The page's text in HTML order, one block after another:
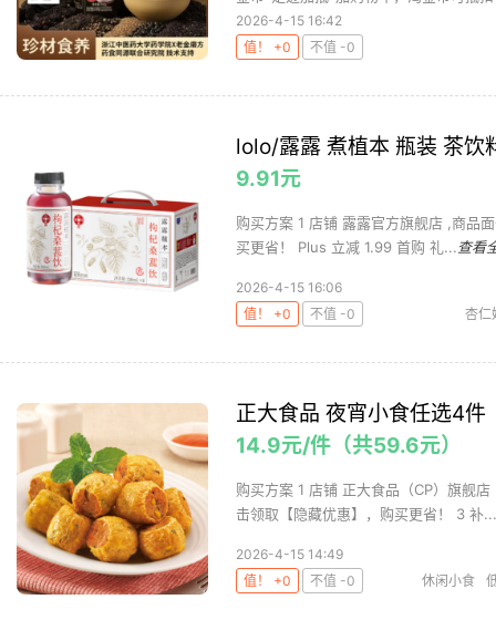
2026-4-15 16:42
值！ +0
不值 -0
lolo/露露 煮植本 瓶装 茶
9.91元
购买方案 1 店铺 露露官方旗舰店 ,商品
买更省！ Plus 立减 1.99 首购 礼... 查看
2026-4-15 16:06
值！ +0
不值 -0 杏仁
正大食品 夜宵小食任选4件
14.9元/件（共59.6元）
购买方案 1 店铺 正大食品（CP）旗舰
击领取【隐藏优惠】，购买更省！ 3 补...
2026-4-15 14:49
值！ +0
不值 -0 休闲小食